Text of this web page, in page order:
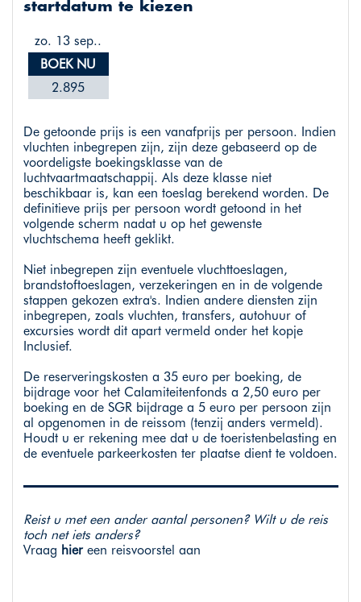
startdatum te kiezen
zo. 13 sep..
BOEK NU
2.895
De getoonde prijs is een vanafprijs per persoon. Indien
vluchten inbegrepen zijn, zijn deze gebaseerd op de
voordeligste boekingsklasse van de
luchtvaartmaatschappij. Als deze klasse niet
beschikbaar is, kan een toeslag berekend worden. De
definitieve prijs per persoon wordt getoond in het
volgende scherm nadat u op het gewenste
vluchtschema heeft geklikt.
Niet inbegrepen zijn eventuele vluchttoeslagen,
brandstoftoeslagen, verzekeringen en in de volgende
stappen gekozen extra's. Indien andere diensten zijn
inbegrepen, zoals vluchten, transfers, autohuur of
excursies wordt dit apart vermeld onder het kopje
Inclusief.
De reserveringskosten a 35 euro per boeking, de
bijdrage voor het Calamiteitenfonds a 2,50 euro per
boeking en de SGR bijdrage a 5 euro per persoon zijn
al opgenomen in de reissom (tenzij anders vermeld).
Houdt u er rekening mee dat u de toeristenbelasting en
de eventuele parkeerkosten ter plaatse dient te voldoen.
Reist u met een ander aantal personen? Wilt u de reis
toch net iets anders?
Vraag hiereen reisvoorstel aan